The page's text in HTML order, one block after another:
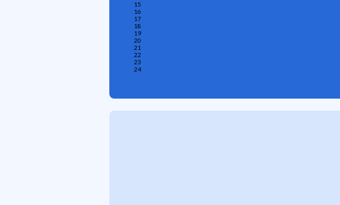
15
16
17
18
19
20
21
22
23
24